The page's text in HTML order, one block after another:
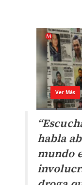
habla
mundo